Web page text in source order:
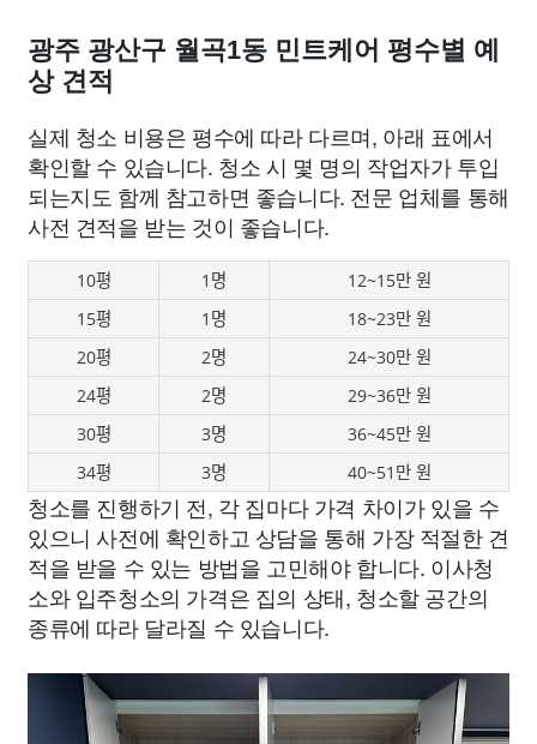
광주 광산구 월곡1동 민트케어 평수별 예
상 견적
실제 청소 비용은 평수에 따라 다르며, 아래 표에서
확인할 수 있습니다. 청소 시 몇 명의 작업자가 투입
되는지도 함께 참고하면 좋습니다. 전문 업체를 통해
사전 견적을 받는 것이 좋습니다.
10평 1명
12~15만 원
15평
1명
18~23만 원
20평
2명
24~30만 원
24평
2명
29~36만 원
30평
3명
36~45만 원
34평
3명 40~51만 원
청소를 진행하기 전, 각 집마다 가격 차이가 있을 수
있으니 사전에 확인하고 상담을 통해 가장 적절한 견
적을 받을 수 있는 방법을 고민해야 합니다. 이사청
소와 입주청소의 가격은 집의 상태, 청소할 공간의
종류에 따라 달라질 수 있습니다.